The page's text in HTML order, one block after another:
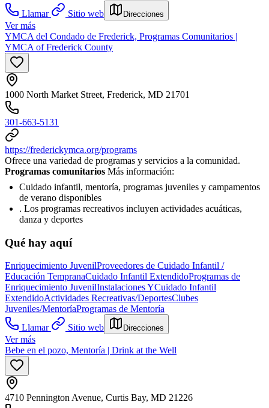
Llamar Sitio web Direcciones
Ver más
YMCA del Condado de Frederick, Programas Comunitarios |
YMCA of Frederick County
1000 North Market Street, Frederick, MD 21701
301-663-5131
https://frederickymca.org/programs
Ofrece una variedad de programas y servicios a la comunidad.
Programas comunitarios Más información:
Cuidado infantil, mentoría, programas juveniles y campamentos
de verano disponibles
. Los programas recreativos incluyen actividades acuáticas,
danza y deportes
Qué hay aquí
Enriquecimiento JuvenilProveedores de Cuidado Infantil /
Educación TempranaCuidado Infantil ExtendidoProgramas de
Enriquecimiento JuvenilInstalaciones YCuidado Infantil
ExtendidoActividades Recreativas/DeportesClubes
Juveniles/MentoríaProgramas de Mentoría
Llamar
Sitio web Direcciones
Ver más
Bebe en el pozo, Mentoría | Drink at the Well
4710 Pennington Avenue, Curtis Bay, MD 21226